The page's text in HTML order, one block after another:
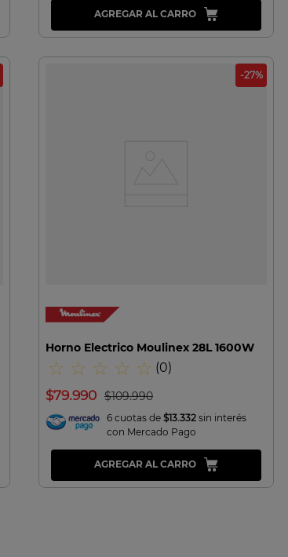
AGREGAR AL CARRO
-27%
Horno Electrico Moulinex 28L 1600W
☆ ☆ ☆ ☆ ☆ (0)
$109.990
$79.990
6 cuotas de $13.332 sin interés
con Mercado Pago
AGREGAR AL CARRO